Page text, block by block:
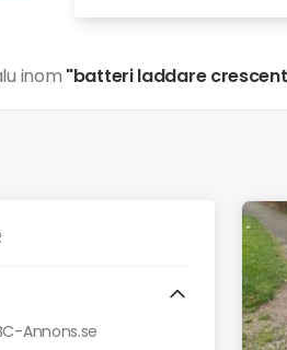
inom "batteri laddare
Annons.se